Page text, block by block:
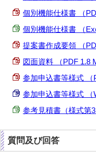
個別機能仕様書 （
個別機能仕様書 （
提案書作成要領 （
図面資料 （PDF 1.8
参加申込書等様式 （
参加申込書等様式 （
参考見積書（様式第
質問及び回答